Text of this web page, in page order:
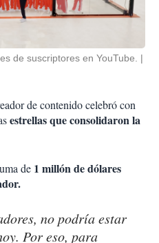
de suscriptores en YouTube.
de contenido celebró con
estrellas que consolidaron la
de 1 millón de dólares
.
no podría estar
Por eso, para